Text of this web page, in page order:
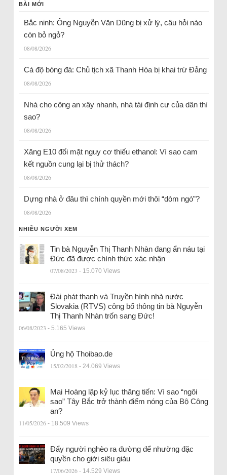
BÀI MỚI
Bắc ninh: Ông Nguyễn Văn Dũng bị xử lý, câu hỏi nào
còn bỏ ngỏ?
08/08/2026
Cá độ bóng đá: Chủ tịch xã Thanh Hóa bị khai trừ Đảng
08/08/2026
Nhà cho công an xây nhanh, nhà tái định cư của dân thì
sao?
08/08/2026
Xăng E10 đối mặt nguy cơ thiếu ethanol: Vì sao cam
kết nguồn cung lại bị thử thách?
08/08/2026
Dựng nhà ở đâu thì chính quyền mới thôi “dòm ngó”?
08/08/2026
NHIỀU NGƯỜI XEM
Tin bà Nguyễn Thị Thanh Nhàn đang ẩn náu tại
Đức đã được chính thức xác nhận
07/08/2023 - 15.070 Views
Đài phát thanh và Truyền hình nhà nước
Slovakia (RTVS) công bố thông tin bà Nguyễn
Thị Thanh Nhàn trốn sang Đức!
06/08/2023 - 5.165 Views
Ủng hộ Thoibao.de
15/02/2018 - 24.069 Views
Mai Hoàng lập kỷ lục thăng tiến: Vì sao “ngôi
sao” Tây Bắc trở thành điểm nóng của Bộ Công
an?
11/05/2026 - 18.509 Views
Đẩy người nghèo ra đường để nhường đặc
quyền cho giới siêu giàu
17/06/2026 - 14.529 Views